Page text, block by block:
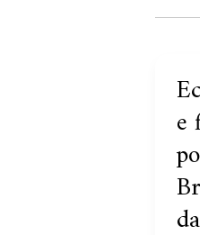
e
le
e